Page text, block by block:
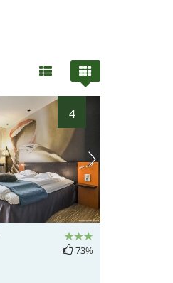
4
73%